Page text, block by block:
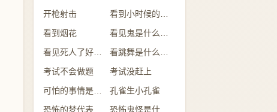
开枪射击
看到烟花
考试不会做题
考试没赶上
孔雀生小孔雀
恐怖鬼怪是什么预兆